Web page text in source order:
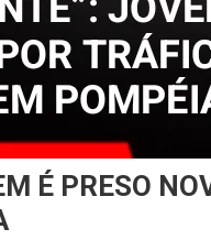
É PRESO